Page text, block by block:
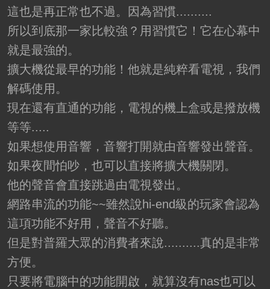
這也是再正常也不過。因為習慣..........
所以到底那一家比較強？用習慣它！它在心幕中
就是最強的。
擴大機從最早的功能！他就是純粹看電視，我們
解碼使用。
現在還有直通的功能，電視的機上盒或是撥放機
等等.....
如果想使用音響，音響打開就由音響發出聲音。
如果夜間怕吵，也可以直接將擴大機關閉。
他的聲音會直接跳過由電視發出。
網路串流的功能~~雖然說hi-end級的玩家會認為
這項功能不好用，聲音不好聽。
但是對普羅大眾的消費者來說..........真的是非常
方便。
只要將電腦中的功能開啟，就算沒有nas也可以